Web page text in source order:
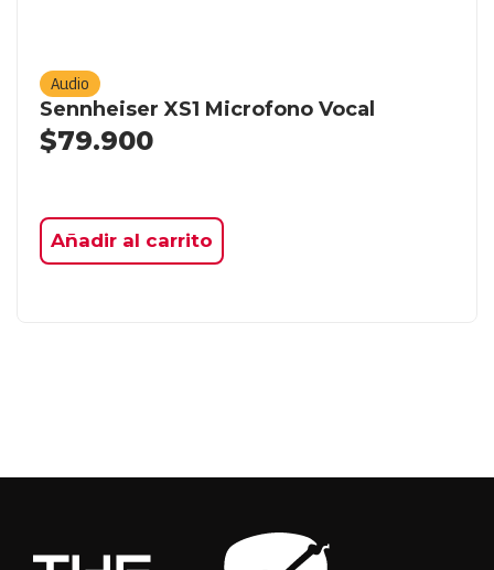
Audio
Sennheiser XS1 Microfono Vocal
$79.900
Añadir al carrito